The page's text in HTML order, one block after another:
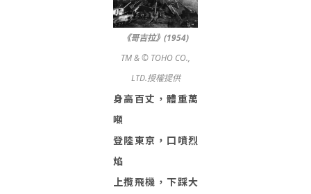
《哥吉拉》(1954)
TM & © TOHO CO.,
LTD.授權提供
身高百丈，體重萬
噸
登陸東京，口噴烈
焰
上攬飛機，下踩大